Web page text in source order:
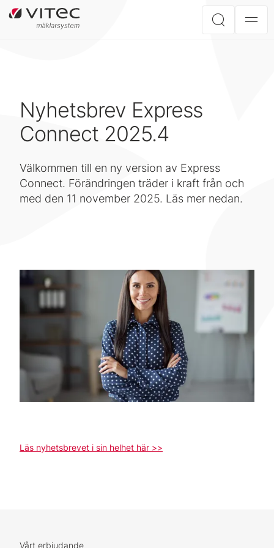
Nyhetsbrev Express
Connect 2025.4
Välkommen till en ny version av Express
Connect. Förändringen träder i kraft från och
med den 11 november 2025. Läs mer nedan.
Läs nyhetsbrevet i sin helhet här >>
Vårt erbjudande